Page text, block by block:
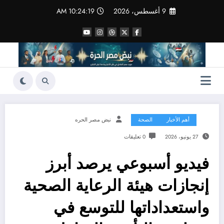
9 أغسطس، 2026 10:24:20 AM
أهم الأخبار الصحة نبض مصر الحره
27 يونيو، 2026 0 تعليقات
فيديو أسبوعي يرصد أبرز
إنجازات هيئة الرعاية الصحية
واستعداداتها للتوسع في